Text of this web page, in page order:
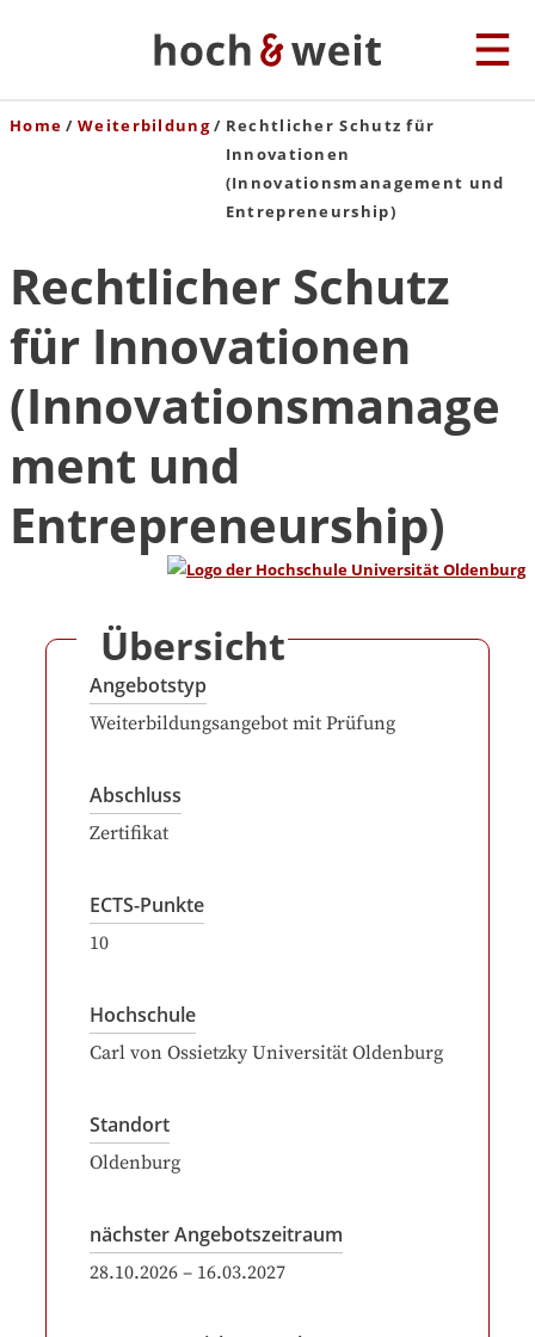
Home Weiterbildung
Rechtlicher Schutz für
Innovationen
(Innovationsmanagement und
Entrepreneurship)
Rechtlicher Schutz
für Innovationen
(Innovationsmanage
ment und
Entrepreneurship)
Übersicht
Angebotstyp
Weiterbildungsangebot mit Prüfung
Abschluss
Zertifikat
ECTS-Punkte
10
Hochschule
Carl von Ossietzky Universität Oldenburg
Standort
Oldenburg
nächster Angebotszeitraum
28.10.2026 – 16.03.2027